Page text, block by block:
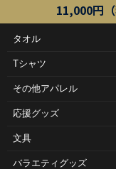
11,000円
タオル
Tシャツ
その他アパレル
応援グッズ
文具
バラエティグッズ